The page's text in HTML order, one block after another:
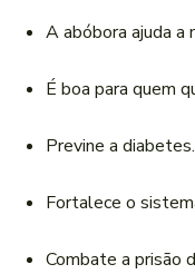
A abóbora ajuda a
É boa para quem
Previne a diabetes.
Fortalece o
Combate a prisão